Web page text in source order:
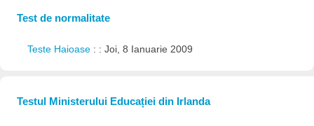
Test de normalitate
Teste Haioase : : Joi, 8 Ianuarie 2009
Testul Ministerului Educației din Irlanda